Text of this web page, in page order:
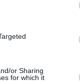
or Sharing
for which it
ως